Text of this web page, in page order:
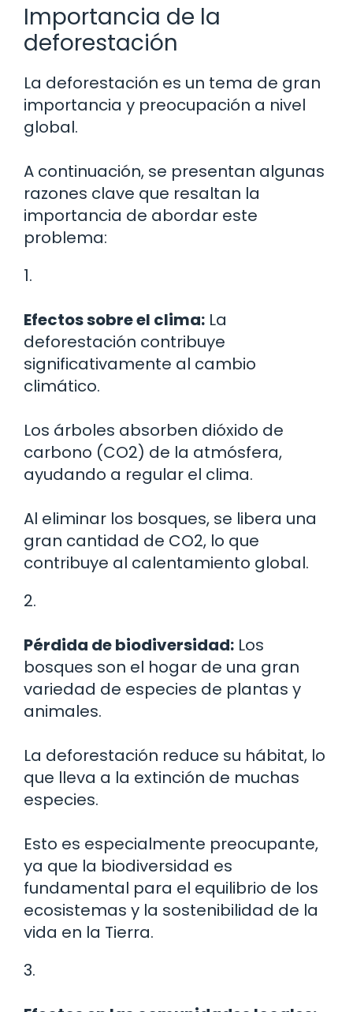
Importancia de la
deforestación
La deforestación es un tema de gran
importancia y preocupación a nivel
global.
A continuación, se presentan algunas
razones clave que resaltan la
importancia de abordar este
problema:
1.
Efectos sobre el clima: La
deforestación contribuye
significativamente al cambio
climático.
Los árboles absorben dióxido de
carbono (CO2) de la atmósfera,
ayudando a regular el clima.
Al eliminar los bosques, se libera una
gran cantidad de CO2, lo que
contribuye al calentamiento global.
2.
Pérdida de biodiversidad: Los
bosques son el hogar de una gran
variedad de especies de plantas y
animales.
La deforestación reduce su hábitat, lo
que lleva a la extinción de muchas
especies.
Esto es especialmente preocupante,
ya que la biodiversidad es
fundamental para el equilibrio de los
ecosistemas y la sostenibilidad de la
vida en la Tierra.
3.